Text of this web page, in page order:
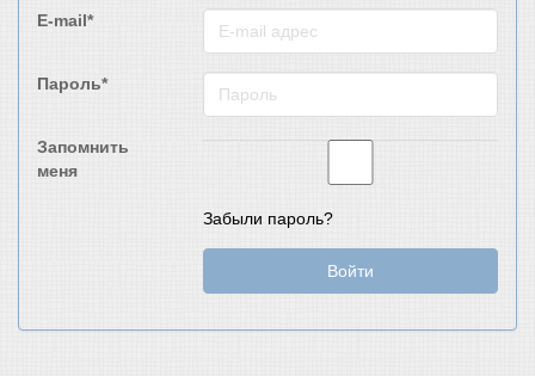
E-mail*
Пароль*
Запомнить
меня
Забыли пароль?
Войти